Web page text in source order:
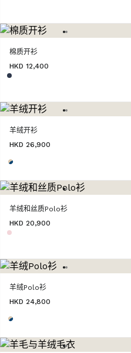
棉质开衫
HKD 12,400
羊绒开衫
HKD 26,900
羊绒和丝质Polo衫
HKD 20,900
羊绒Polo衫
HKD 24,800